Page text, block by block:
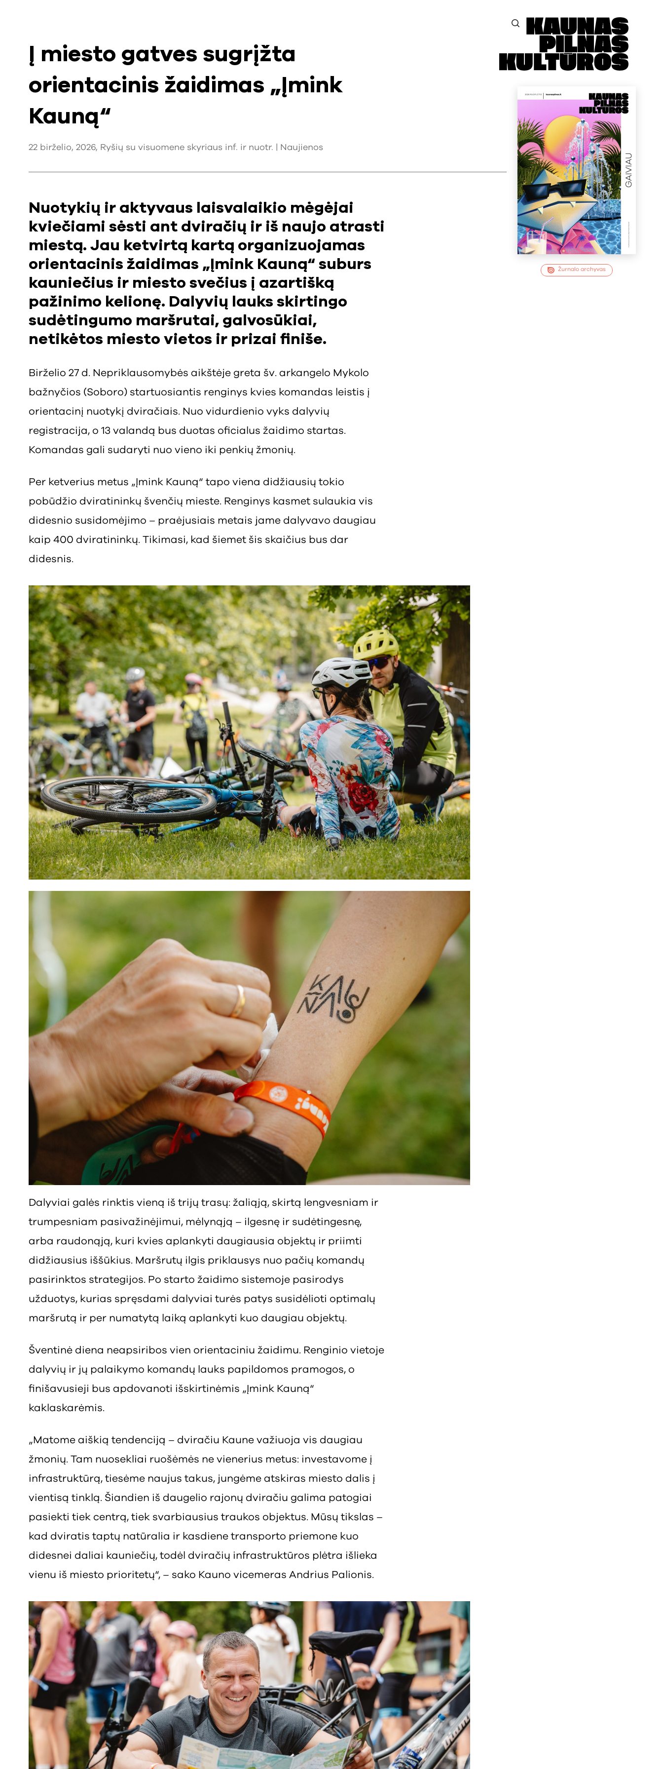
Žurnalo archyvas
Į miesto gatves sugrįžta
orientacinis žaidimas „Įmink
Kauną“
22 birželio, 2026, Ryšių su visuomene skyriaus inf. ir nuotr. | Naujienos
Nuotykių ir aktyvaus laisvalaikio mėgėjai
kviečiami sėsti ant dviračių ir iš naujo atrasti
miestą. Jau ketvirtą kartą organizuojamas
orientacinis žaidimas „Įmink Kauną“ suburs
kauniečius ir miesto svečius į azartišką
pažinimo kelionę. Dalyvių lauks skirtingo
sudėtingumo maršrutai, galvosūkiai,
netikėtos miesto vietos ir prizai finiše.
Birželio 27 d. Nepriklausomybės aikštėje greta šv. arkangelo Mykolo
bažnyčios (Soboro) startuosiantis renginys kvies komandas leistis į
orientacinį nuotykį dviračiais. Nuo vidurdienio vyks dalyvių
registracija, o 13 valandą bus duotas oficialus žaidimo startas.
Komandas gali sudaryti nuo vieno iki penkių žmonių.
Per ketverius metus „Įmink Kauną“ tapo viena didžiausių tokio
pobūdžio dviratininkų švenčių mieste. Renginys kasmet sulaukia vis
didesnio susidomėjimo – praėjusiais metais jame dalyvavo daugiau
kaip 400 dviratininkų. Tikimasi, kad šiemet šis skaičius bus dar
didesnis.
Dalyviai galės rinktis vieną iš trijų trasų: žaliąją, skirtą lengvesniam ir
trumpesniam pasivažinėjimui, mėlynąją – ilgesnę ir sudėtingesnę,
arba raudonąją, kuri kvies aplankyti daugiausia objektų ir priimti
didžiausius iššūkius. Maršrutų ilgis priklausys nuo pačių komandų
pasirinktos strategijos. Po starto žaidimo sistemoje pasirodys
užduotys, kurias spręsdami dalyviai turės patys susidėlioti optimalų
maršrutą ir per numatytą laiką aplankyti kuo daugiau objektų.
Šventinė diena neapsiribos vien orientaciniu žaidimu. Renginio vietoje
dalyvių ir jų palaikymo komandų lauks papildomos pramogos, o
finišavusieji bus apdovanoti išskirtinėmis „Įmink Kauną“
kaklaskarėmis.
„Matome aiškią tendenciją – dviračiu Kaune važiuoja vis daugiau
žmonių. Tam nuosekliai ruošėmės ne vienerius metus: investavome į
infrastruktūrą, tiesėme naujus takus, jungėme atskiras miesto dalis į
vientisą tinklą. Šiandien iš daugelio rajonų dviračiu galima patogiai
pasiekti tiek centrą, tiek svarbiausius traukos objektus. Mūsų tikslas –
kad dviratis taptų natūralia ir kasdiene transporto priemone kuo
didesnei daliai kauniečių, todėl dviračių infrastruktūros plėtra išlieka
vienu iš miesto prioritetų“, – sako Kauno vicemeras Andrius Palionis.